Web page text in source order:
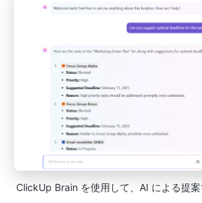
ClickUp Brain を使用して、AI による提